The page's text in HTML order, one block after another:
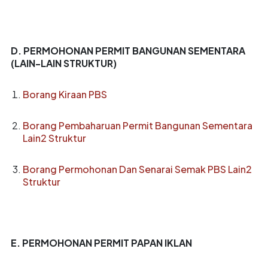
D. PERMOHONAN PERMIT BANGUNAN SEMENTARA
(LAIN-LAIN STRUKTUR)
Borang Kiraan PBS
Borang Pembaharuan Permit Bangunan Sementara
Lain2 Struktur
Borang Permohonan Dan Senarai Semak PBS Lain2
Struktur
E. PERMOHONAN PERMIT PAPAN IKLAN